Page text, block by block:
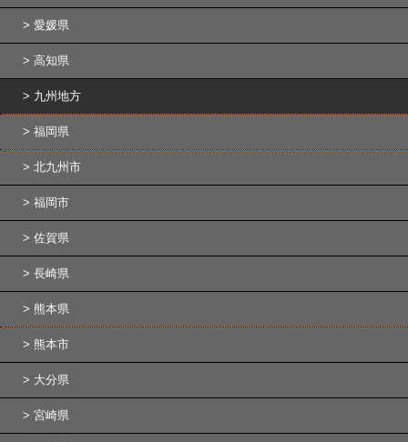
愛媛県
高知県
九州地方
福岡県
北九州市
福岡市
佐賀県
長崎県
熊本県
熊本市
大分県
宮崎県